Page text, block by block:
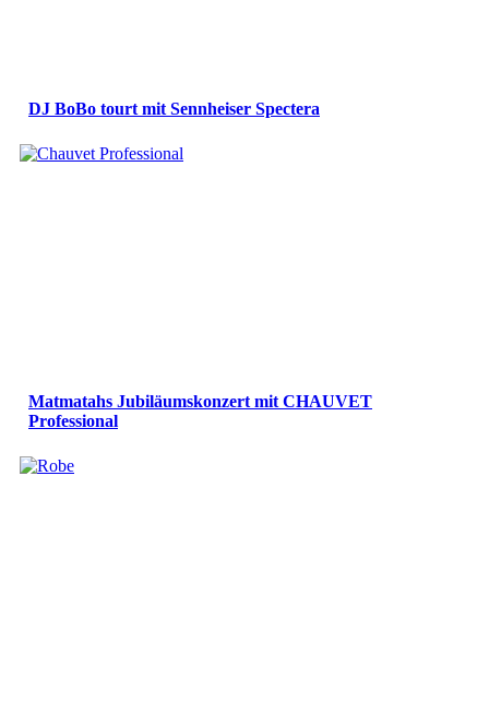
DJ BoBo tourt mit Sennheiser Spectera
Matmatahs Jubiläumskonzert mit CHAUVET
Professional